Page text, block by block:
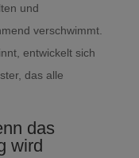
und
verschwimmt.
entwickelt sich
das alle
das
wird